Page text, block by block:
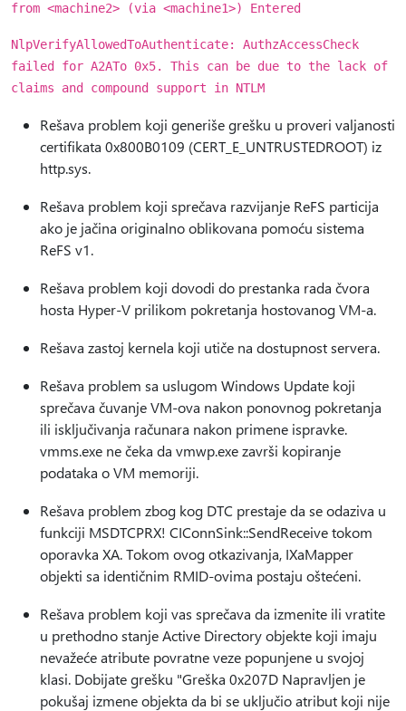
from <machine2> (via <machine1>) Entered
NlpVerifyAllowedToAuthenticate: AuthzAccessCheck
failed for A2ATo 0x5. This can be due to the lack of
claims and compound support in NTLM
Rešava problem koji generiše grešku u proveri valjanosti
certifikata 0x800B0109 (CERT_E_UNTRUSTEDROOT) iz
http.sys.
Rešava problem koji sprečava razvijanje ReFS particija
ako je jačina originalno oblikovana pomoću sistema
ReFS v1.
Rešava problem koji dovodi do prestanka rada čvora
hosta Hyper-V prilikom pokretanja hostovanog VM-a.
Rešava zastoj kernela koji utiče na dostupnost servera.
Rešava problem sa uslugom Windows Update koji
sprečava čuvanje VM-ova nakon ponovnog pokretanja
ili isključivanja računara nakon primene ispravke.
vmms.exe ne čeka da vmwp.exe završi kopiranje
podataka o VM memoriji.
Rešava problem zbog kog DTC prestaje da se odaziva u
funkciji MSDTCPRX! CIConnSink::SendReceive tokom
oporavka XA. Tokom ovog otkazivanja, IXaMapper
objekti sa identičnim RMID-ovima postaju oštećeni.
Rešava problem koji vas sprečava da izmenite ili vratite
u prethodno stanje Active Directory objekte koji imaju
nevažeće atribute povratne veze popunjene u svojoj
klasi. Dobijate grešku "Greška 0x207D Napravljen je
pokušaj izmene objekta da bi se uključio atribut koji nije